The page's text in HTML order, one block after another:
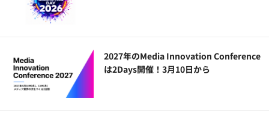
2027年のMedia Innovation Conference
は2Days開催！3月10日から